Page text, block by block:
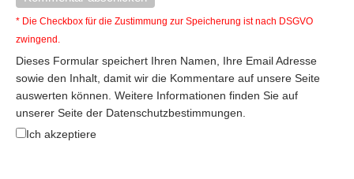
* Die Checkbox für die Zustimmung zur Speicherung ist nach DSGVO
zwingend.
Dieses Formular speichert Ihren Namen, Ihre Email Adresse
sowie den Inhalt, damit wir die Kommentare auf unsere Seite
auswerten können. Weitere Informationen finden Sie auf
unserer Seite der Datenschutzbestimmungen.
Ich akzeptiere